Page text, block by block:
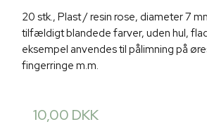
20 stk., Plast / resin rose, diameter 7
tilfældigt blandede farver, uden hul,
eksempel anvendes til pålimning på
fingerringe m.m.
10,00 DKK